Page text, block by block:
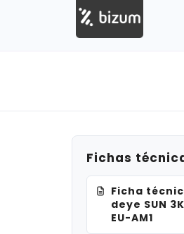
Fichas
Ficha
deye SUN
EU-AM1